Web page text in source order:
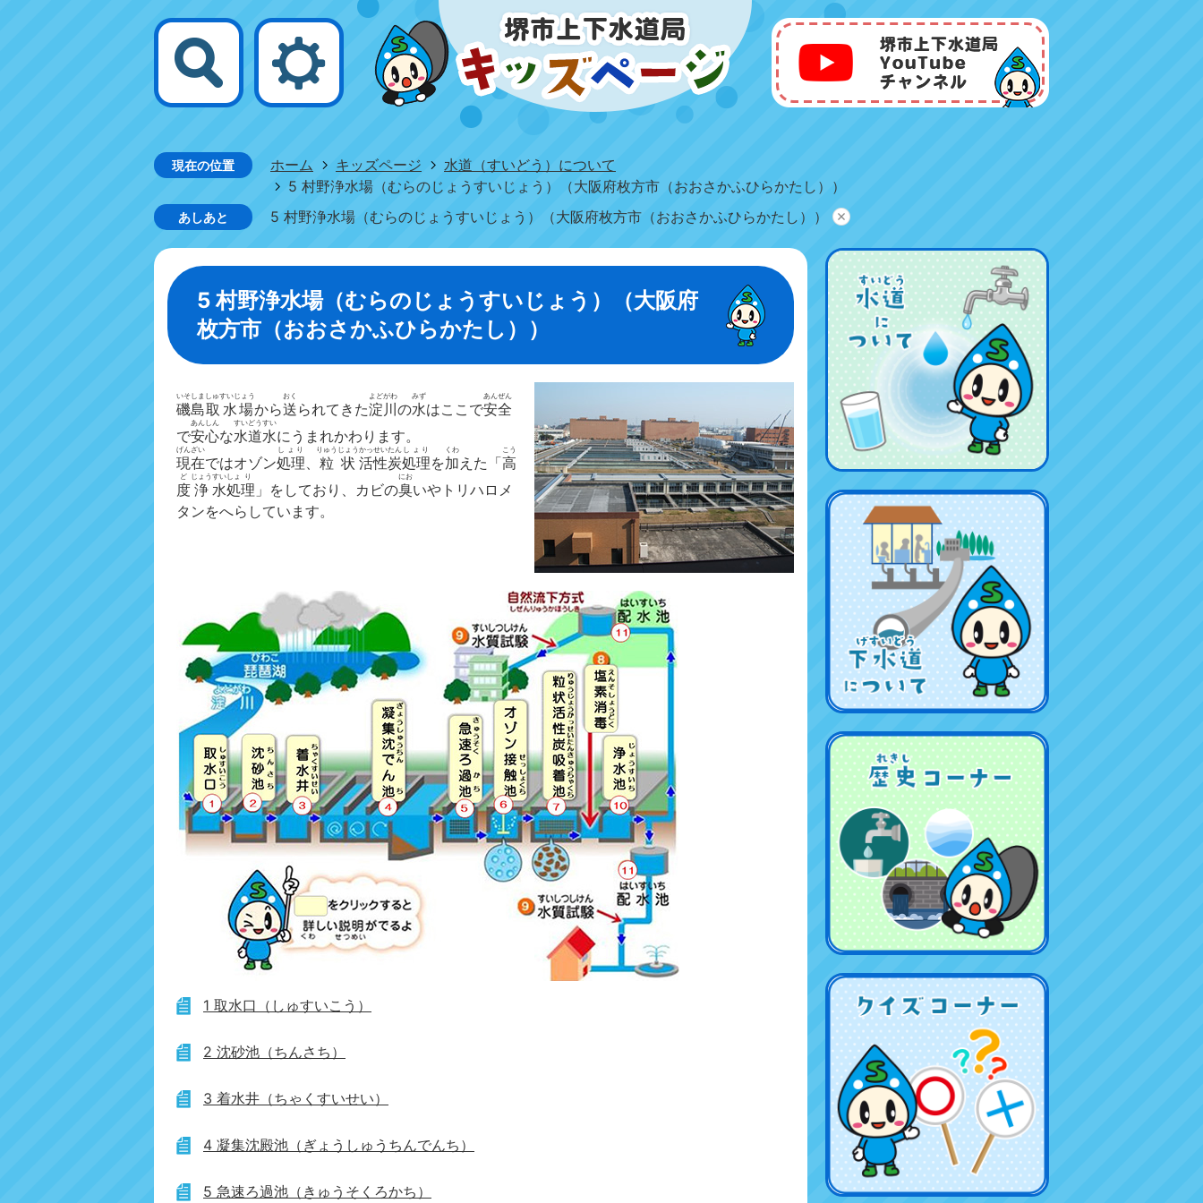
現在の位置 ホーム キッズページ
水道（すいどう）について
5 村野浄水場（むらのじょうすいじょう）（大阪府枚方市（おおさかふひらかたし））
あしあと 5 村野浄水場（むらのじょうすいじょう）（大阪府枚方市（おおさかふひらかたし））
5 村野浄水場（むらのじょうすいじょう）（大阪府
枚方市（おおさかふひらかたし））
磯島
いそしま
取水場
しゅすいじょう
から送
おく
られてきた淀川
よどがわ
の水
みず
はここで安全
あんぜん
で安心
あんしん
な水道
すいどう
水
すい
にうまれかわります。
現在
げんざい
ではオゾン処理
しょり
、 粒状
りゅうじょう
活性
かっせい
炭
たん
処理
しょり
を加
くわ
えた「高
こう
度
ど
浄
じょう
水
すい
処
しょ
理
り
」をしており、カビの臭
にお
いやトリハロメ
タンをへらしています。
1 取水口（しゅすいこう）
2 沈砂池（ちんさち）
3 着水井（ちゃくすいせい）
4 凝集沈殿池（ぎょうしゅうちんでんち）
5 急速ろ過池（きゅうそくろかち）